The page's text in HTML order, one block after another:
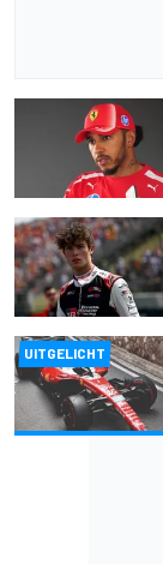
UITGELICHT